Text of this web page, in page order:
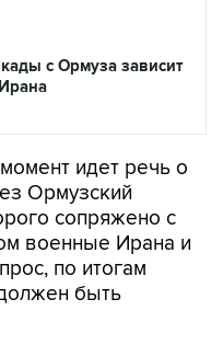
с Ормуза зависит
идет речь о
Ормузский
сопряжено с
военные Ирана и
по итогам
быть